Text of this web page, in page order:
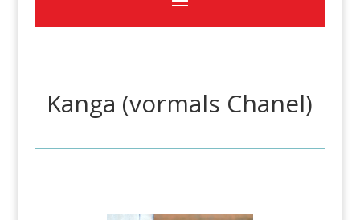
Kanga (vormals Chanel)